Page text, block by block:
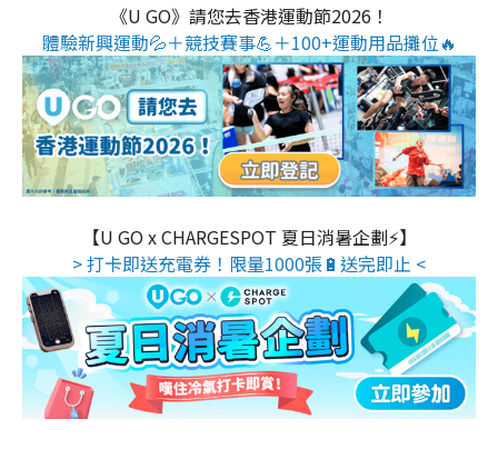
《U GO》請您去香港運動節2026！
體驗新興運動💦＋競技賽事💪＋100+運動用品攤位🔥
【U GO x CHARGESPOT 夏日消暑企劃⚡】
> 打卡即送充電券！限量1000張🔋送完即止 <